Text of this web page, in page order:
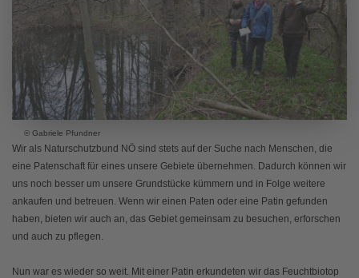
© Gabriele Pfundner
Wir als Naturschutzbund NÖ sind stets auf der Suche nach Menschen, die
eine Patenschaft für eines unsere Gebiete übernehmen. Dadurch können wir
uns noch besser um unsere Grundstücke kümmern und in Folge weitere
ankaufen und betreuen. Wenn wir einen Paten oder eine Patin gefunden
haben, bieten wir auch an, das Gebiet gemeinsam zu besuchen, erforschen
und auch zu pflegen.
Nun war es wieder so weit. Mit einer Patin erkundeten wir das Feuchtbiotop